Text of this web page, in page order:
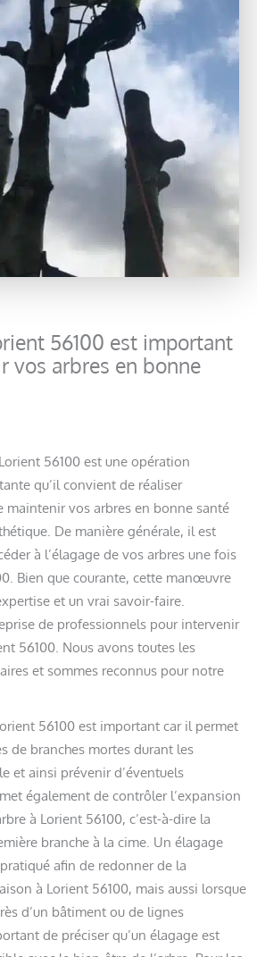
56100 est important
vos arbres en bonne
56100 est une opération
qu’il convient de réaliser
maintenir vos arbres en bonne santé
De manière générale, il est
à l’élagage de vos arbres une fois
Bien que courante, cette manœuvre
et un vrai savoir-faire.
de professionnels pour intervenir
56100. Nous avons toutes les
et sommes reconnus pour notre
56100 est important car il permet
de branches mortes durant les
et ainsi prévenir d’éventuels
également de contrôler l’expansion
à Lorient 56100, c’est-à-dire la
branche à la cime. Un élagage
afin de redonner de la
à Lorient 56100, mais aussi lorsque
d’un bâtiment ou de lignes
de préciser qu’un élagage est